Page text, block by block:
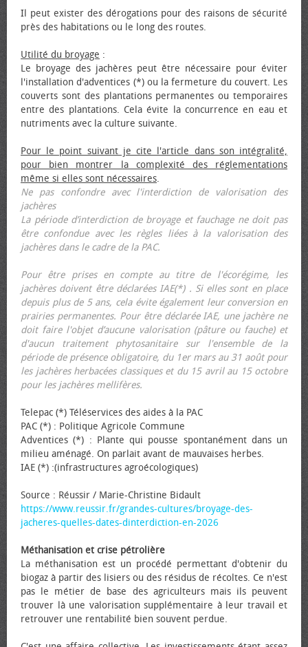
Il peut exister des dérogations pour des raisons de sécurité
près des habitations ou le long des routes.
Utilité du broyage :
Le broyage des jachères peut être nécessaire pour éviter
l'installation d'adventices (*) ou la fermeture du couvert. Les
couverts sont des plantations permanentes ou temporaires
entre des plantations. Cela évite la concurrence en eau et
nutriments avec la culture suivante.
Pour le point suivant je cite l'article dans son intégralité,
pour bien montrer la complexité des réglementations
même si elles sont nécessaires.
Ne pas confondre avec l'interdiction de valorisation des
jachères
La période d’interdiction de broyage et fauchage ne doit pas
être confondue avec les règles liées à la valorisation des
jachères dans le cadre de la PAC.
Pour être prises en compte au titre de l'écorégime, les
jachères doivent être déclarées IAE(*) . Si elles sont en place
depuis plus de 5 ans, cela évite également leur conversion en
prairies permanentes. Pour être déclarée IAE, une jachère ne
doit faire l'objet d’aucune valorisation (pâture ou fauche) et
d'aucun traitement phytosanitaire sur l'ensemble de la
période de présence obligatoire, du 1er mars au 31 août pour
les jachères herbacées classiques et du 15 avril au 15 octobre
pour les jachères mellifères.
Telepac (*) Téléservices des aides à la PAC
PAC (*) : Politique Agricole Commune
Adventices (*) : Plante qui pousse spontanément dans un
milieu aménagé. On parlait avant de mauvaises herbes.
IAE (*) :(infrastructures agroécologiques)
Source : Réussir / Marie-Christine Bidault
https://www.reussir.fr/grandes-cultures/broyage-des-
jacheres-quelles-dates-dinterdiction-en-2026
Méthanisation et crise pétrolière
La méthanisation est un procédé permettant d'obtenir du
biogaz à partir des lisiers ou des résidus de récoltes. Ce n'est
pas le métier de base des agriculteurs mais ils peuvent
trouver là une valorisation supplémentaire à leur travail et
retrouver une rentabilité bien souvent perdue.